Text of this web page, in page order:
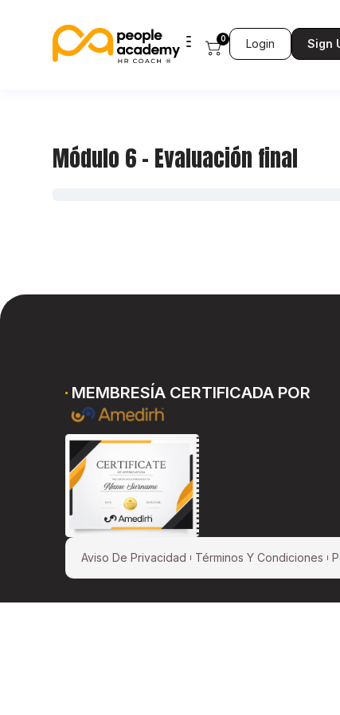
0 Login Sign
Módulo 6 – Evaluación final
MEMBRESÍA CERTIFICADA POR
Aviso De Privacidad Términos Y Condiciones